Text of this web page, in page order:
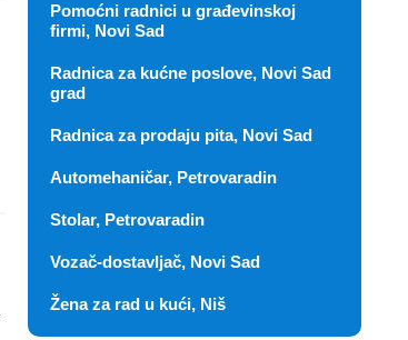
Pomoćni radnici u građevinskoj
firmi, Novi Sad
Radnica za kućne poslove, Novi Sad
grad
Radnica za prodaju pita, Novi Sad
Automehaničar, Petrovaradin
Stolar, Petrovaradin
Vozač-dostavljač, Novi Sad
Žena za rad u kući, Niš